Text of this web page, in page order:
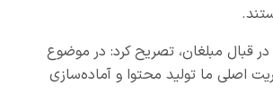
قبال مبلغان، تصریح کرد: در موضوع
اصلی ما تولید محتوا و آماده‌سازی